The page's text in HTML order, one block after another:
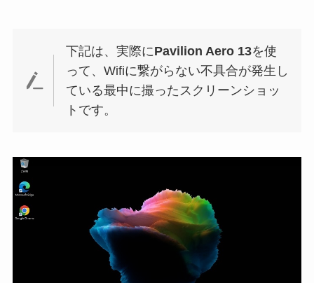
下記は、実際にPavilion Aero 13を使
って、Wifiに繋がらない不具合が発生し
ている最中に撮ったスクリーンショッ
トです。